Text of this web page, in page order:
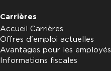
Carrières
Accueil Carrières
Offres d'emploi actuelles
Avantages pour les employés
Informations fiscales